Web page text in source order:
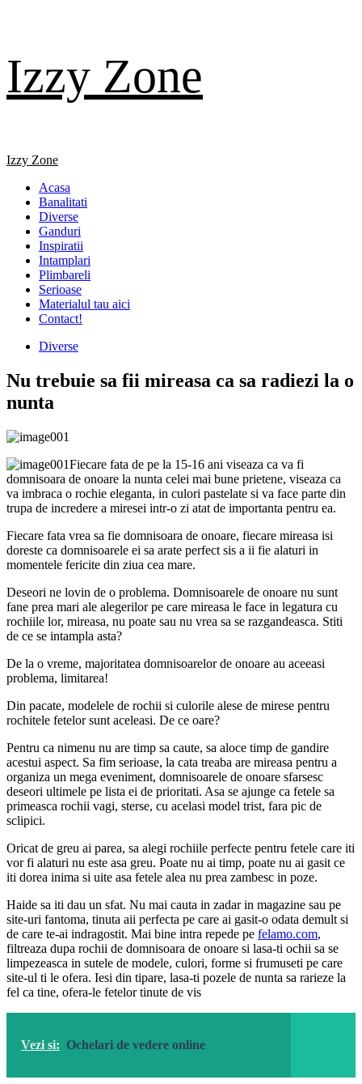
content
Izzy Zone
Primary
Izzy Zone
Acasa
Banalitati
Diverse
Ganduri
Inspiratii
Intamplari
Plimbareli
Serioase
Materialul tau aici
Contact!
Diverse
Nu trebuie sa fii mireasa ca sa radiezi la o
nunta
Fiecare fata de pe la 15-16 ani viseaza ca va fi
domnisoara de onoare la nunta celei mai bune prietene, viseaza ca
va imbraca o rochie eleganta, in culori pastelate si va face parte din
trupa de incredere a miresei intr-o zi atat de importanta pentru ea.
Fiecare fata vrea sa fie domnisoara de onoare, fiecare mireasa isi
doreste ca domnisoarele ei sa arate perfect sis a ii fie alaturi in
momentele fericite din ziua cea mare.
Deseori ne lovin de o problema. Domnisoarele de onoare nu sunt
fane prea mari ale alegerilor pe care mireasa le face in legatura cu
rochiile lor, mireasa, nu poate sau nu vrea sa se razgandeasca. Stiti
de ce se intampla asta?
De la o vreme, majoritatea domnisoarelor de onoare au aceeasi
problema, limitarea!
Din pacate, modelele de rochii si culorile alese de mirese pentru
rochitele fetelor sunt aceleasi. De ce oare?
Pentru ca nimenu nu are timp sa caute, sa aloce timp de gandire
acestui aspect. Sa fim serioase, la cata treaba are mireasa pentru a
organiza un mega eveniment, domnisoarele de onoare sfarsesc
deseori ultimele pe lista ei de prioritati. Asa se ajunge ca fetele sa
primeasca rochii vagi, sterse, cu acelasi model trist, fara pic de
sclipici.
Oricat de greu ai parea, sa alegi rochiile perfecte pentru fetele care iti
vor fi alaturi nu este asa greu. Poate nu ai timp, poate nu ai gasit ce
iti dorea inima si uite asa fetele alea nu prea zambesc in poze.
Haide sa iti dau un sfat. Nu mai cauta in zadar in magazine sau pe
site-uri fantoma, tinuta aii perfecta pe care ai gasit-o odata demult si
de care te-ai indragostit. Mai bine intra repede pe felamo.com,
filtreaza dupa rochii de domnisoara de onoare si lasa-ti ochii sa se
limpezeasca in sutele de modele, culori, forme si frumuseti pe care
site-ul ti le ofera. Iesi din tipare, lasa-ti pozele de nunta sa rarieze la
fel ca tine, ofera-le fetelor tinute de vis
Vezi si: Ochelari de vedere online